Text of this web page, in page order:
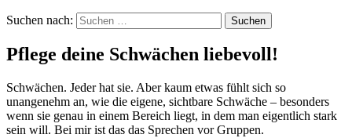
Suchen nach:
Pflege deine Schwächen liebevoll!
Schwächen. Jeder hat sie. Aber kaum etwas fühlt sich so
unangenehm an, wie die eigene, sichtbare Schwäche – besonders
wenn sie genau in einem Bereich liegt, in dem man eigentlich stark
sein will. Bei mir ist das das Sprechen vor Gruppen.